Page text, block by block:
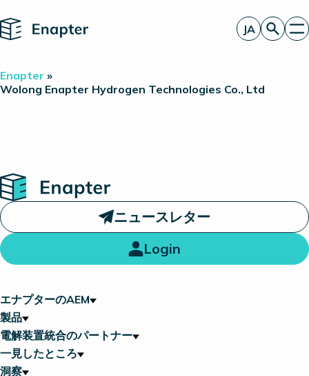
Home
エナプターのAEM
JA
Enapter »
Wolong Enapter Hydrogen Technologies Co., Ltd
Home
ニュースレター
Login
エナプターのAEM
製品
電解装置統合のパートナー
一見したところ
洞察